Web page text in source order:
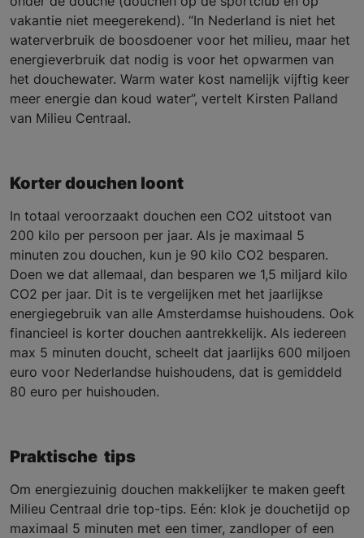
vakantie niet meegerekend). “In Nederland is niet het
waterverbruik de boosdoener voor het milieu, maar het
energieverbruik dat nodig is voor het opwarmen van
het douchewater. Warm water kost namelijk vijftig keer
meer energie dan koud water”, vertelt Kirsten Palland
van Milieu Centraal.
Korter douchen loont
In totaal veroorzaakt douchen een CO2 uitstoot van
200 kilo per persoon per jaar. Als je maximaal 5
minuten zou douchen, kun je 90 kilo CO2 besparen.
Doen we dat allemaal, dan besparen we 1,5 miljard kilo
CO2 per jaar. Dit is te vergelijken met het jaarlijkse
energiegebruik van alle Amsterdamse huishoudens. Ook
financieel is korter douchen aantrekkelijk. Als iedereen
max 5 minuten doucht, scheelt dat jaarlijks 600 miljoen
euro voor Nederlandse huishoudens, dat is gemiddeld
80 euro per huishouden.
Praktische tips
Om energiezuinig douchen makkelijker te maken geeft
Milieu Centraal drie top-tips. Eén: klok je douchetijd op
maximaal 5 minuten met een timer, zandloper of een